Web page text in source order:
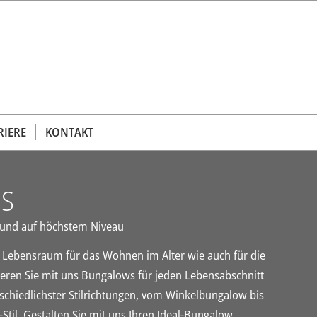
KONTAKT
auf höchstem Niveau
für das Wohnen im Alter wie auch für die
Sie mit uns Bungalows für jeden Lebensabschnitt
Stilrichtungen, vom Winkelbungalow bis